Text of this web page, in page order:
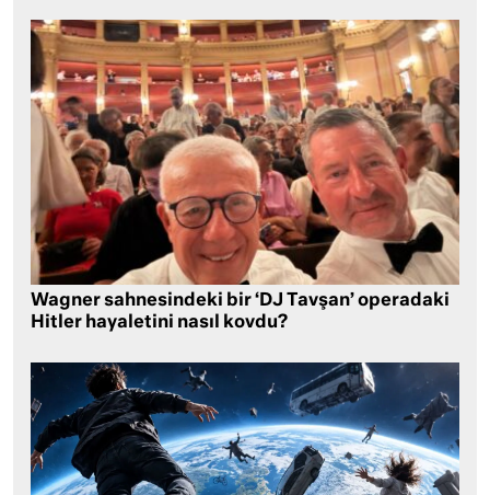
Wagner sahnesindeki bir ‘DJ Tavşan’ operadaki
Hitler hayaletini nasıl kovdu?